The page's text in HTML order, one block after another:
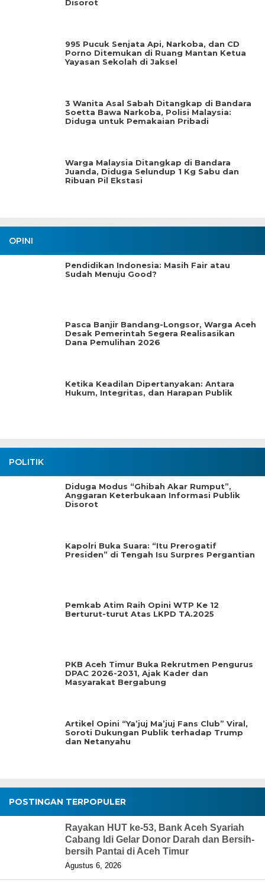
Disorot
995 Pucuk Senjata Api, Narkoba, dan CD
Porno Ditemukan di Ruang Mantan Ketua
Yayasan Sekolah di Jaksel
3 Wanita Asal Sabah Ditangkap di Bandara
Soetta Bawa Narkoba, Polisi Malaysia:
Diduga untuk Pemakaian Pribadi
Warga Malaysia Ditangkap di Bandara
Juanda, Diduga Selundup 1 Kg Sabu dan
Ribuan Pil Ekstasi
OPINI
Pendidikan Indonesia: Masih Fair atau
Sudah Menuju Good?
Pasca Banjir Bandang-Longsor, Warga Aceh
Desak Pemerintah Segera Realisasikan
Dana Pemulihan 2026
Ketika Keadilan Dipertanyakan: Antara
Hukum, Integritas, dan Harapan Publik
POLITIK
Diduga Modus “Ghibah Akar Rumput”,
Anggaran Keterbukaan Informasi Publik
Disorot
Kapolri Buka Suara: “Itu Prerogatif
Presiden” di Tengah Isu Surpres Pergantian
Pemkab Atim Raih Opini WTP Ke 12
Berturut-turut Atas LKPD TA.2025
PKB Aceh Timur Buka Rekrutmen Pengurus
DPAC 2026-2031, Ajak Kader dan
Masyarakat Bergabung
Artikel Opini “Ya’juj Ma’juj Fans Club” Viral,
Soroti Dukungan Publik terhadap Trump
dan Netanyahu
POSTINGAN TERPOPULER
Rayakan HUT ke-53, Bank Aceh Syariah
Cabang Idi Gelar Donor Darah dan Bersih-
bersih Pantai di Aceh Timur
Agustus 6, 2026